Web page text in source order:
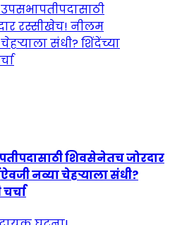
शिवसेनेतच जोरदार
नव्या चेहऱ्याला संधी?